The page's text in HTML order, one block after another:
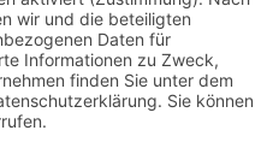
ist. Rechtsgrundlage
Recht (Anbahnung
Art. 6 Abs. 1 lit. b DSGVO
und – sofern Sie eine
6 Abs. 1 lit. a DSGVO. Die
Ihre personenbezogenen